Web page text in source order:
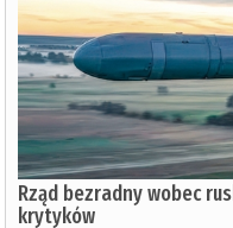
Rząd bezradny wobec
krytyków